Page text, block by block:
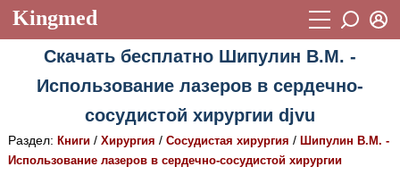
Kingmed
Учебный материал
Видеогалерея 899
Истории болезней 1268
Скачать бесплатно Шипулин В.М. -
Использование лазеров в сердечно-
сосудистой хирургии djvu
Раздел: Книги/ Хирургия / Сосудистая хирургия / Шипулин В.М. -
Использование лазеров в сердечно-сосудистой хирургии